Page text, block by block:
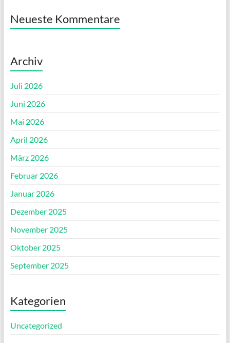
Neueste Kommentare
Archiv
Juli 2026
Juni 2026
Mai 2026
April 2026
März 2026
Februar 2026
Januar 2026
Dezember 2025
November 2025
Oktober 2025
September 2025
Kategorien
Uncategorized